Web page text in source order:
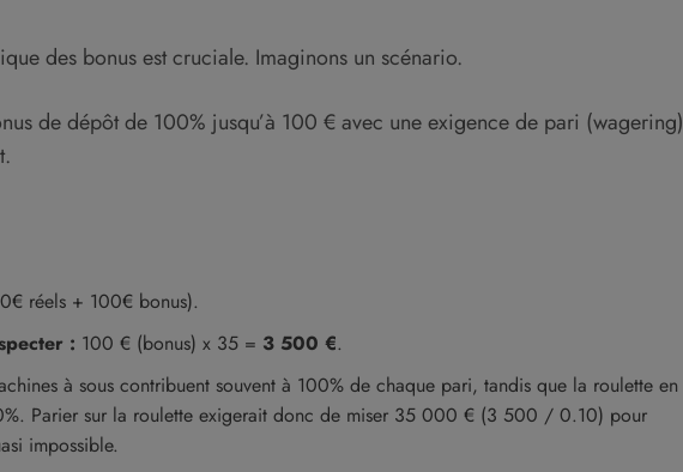
des bonus est cruciale. Imaginons un scénario.
de dépôt de 100% jusqu’à 100 € avec une exigence de pari (wagering)
réels + 100€ bonus).
: 100 € (bonus) x 35 = 3 500 €.
à sous contribuent souvent à 100% de chaque pari, tandis que la roulette en
Parier sur la roulette exigerait donc de miser 35 000 € (3 500 / 0.10) pour
impossible.